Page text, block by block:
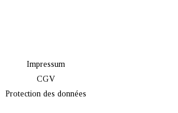
Impressum
CGV
Protection des données